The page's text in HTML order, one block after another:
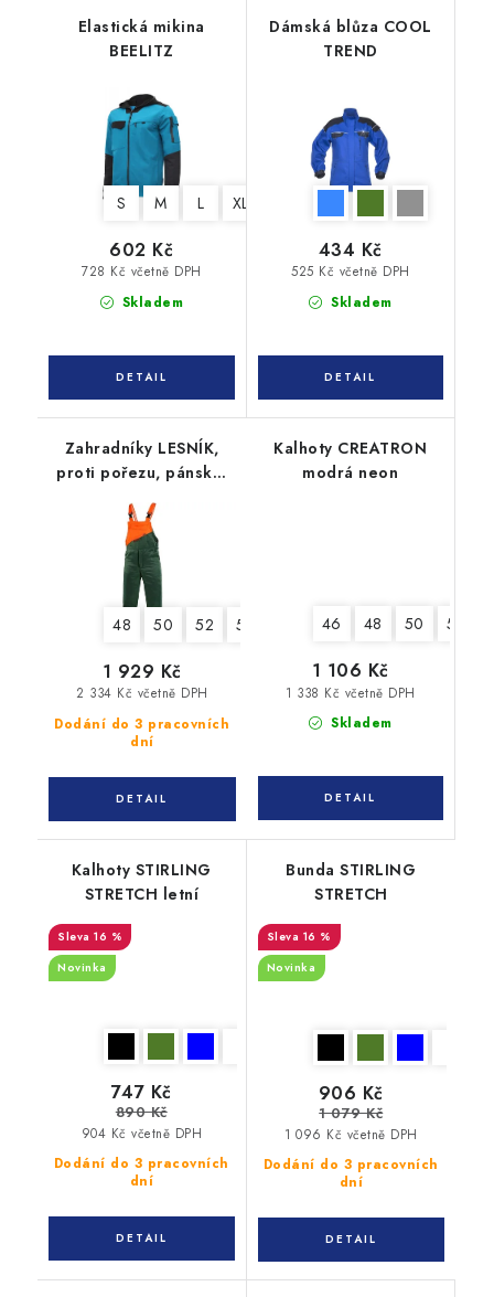
Elastická mikina
BEELITZ
S M L XL
Skladem
728 Kč včetně DPH
602 Kč
Dámská blůza COOL
TREND
Skladem
525 Kč včetně DPH
434 Kč
Zahradníky LESNÍK,
proti pořezu, pánské,
48 50 52 54 58 60 62 64
Dodání do 3 pracovních
dní
2 334 Kč včetně DPH
1 929 Kč
Kalhoty CREATRON
modrá neon
46 48 50 52
Skladem
1 338 Kč včetně DPH
1 106 Kč
Kalhoty STIRLING
STRETCH letní
16 %
Novinka
Dodání do 3 pracovních
dní
904 Kč včetně DPH
747 Kč
890 Kč
Bunda STIRLING
STRETCH
16 %
Novinka
Dodání do 3 pracovních
dní
1 096 Kč včetně DPH
906 Kč
1 079 Kč